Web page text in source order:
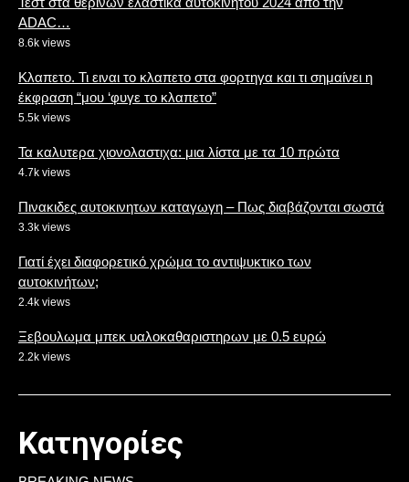
ADAC…
8.6k views
Κλαπετο. Τι ειναι το κλαπετο στα φορτηγα και τι σημαίνει η
έκφραση “μου ‘φυγε το κλαπετο”
5.5k views
Τα καλυτερα χιονολαστιχα: μια λίστα με τα 10 πρώτα
4.7k views
Πινακιδες αυτοκινητων καταγωγη – Πως διαβάζονται σωστά
3.3k views
Γιατί έχει διαφορετικό χρώμα το αντιψυκτικο των
αυτοκινήτων;
2.4k views
Ξεβουλωμα μπεκ υαλοκαθαριστηρων με 0.5 ευρώ
2.2k views
Κατηγορίες